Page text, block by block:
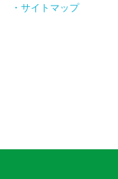
・サイトマップ